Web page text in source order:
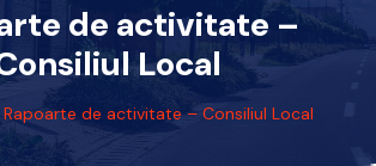
de activitate –
Local
Rapoarte de activitate – Consiliul Local